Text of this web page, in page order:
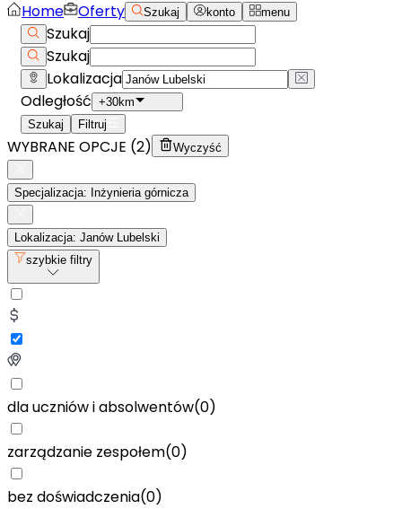
Home Oferty Szukaj konto menu
Szukaj
Szukaj
Lokalizacja
Odległość +30km
Szukaj
Filtruj
WYBRANE OPCJE (2) Wyczyść
Specjalizacja: Inżynieria górnicza
Lokalizacja: Janów Lubelski
szybkie filtry
dla uczniów i absolwentów(0)
zarządzanie zespołem(0)
bez doświadczenia(0)